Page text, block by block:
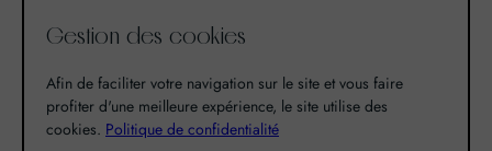
là est né World Grands Crus avec pour mission de
nos terroirs.
Gestion des cookies
Afin de faciliter votre navigation sur le site et vous faire
profiter d'une meilleure expérience, le site utilise des
cookies. Politique de confidentialité